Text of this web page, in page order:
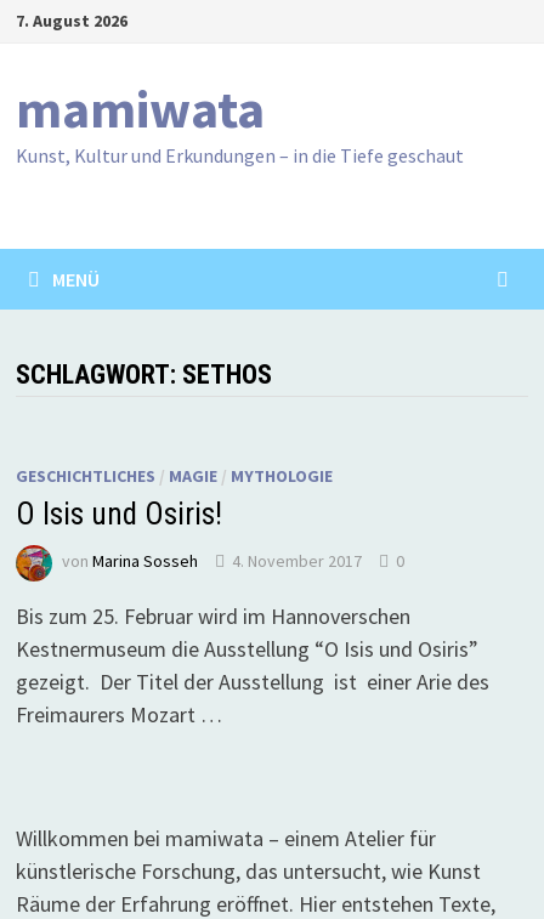
Zum7. August 2026
mamiwata
Kunst, Kultur und Erkundungen – in die Tiefe geschaut
MENÜ
SCHLAGWORT: SETHOS
GESCHICHTLICHES / MAGIE/ MYTHOLOGIE
O Isis und Osiris!
von Marina Sosseh 4. November 2017 0
Bis zum 25. Februar wird im Hannoverschen
Kestnermuseum die Ausstellung “O Isis und Osiris”
gezeigt. Der Titel der Ausstellung ist einer Arie des
Freimaurers Mozart …
Willkommen bei mamiwata – einem Atelier für
künstlerische Forschung, das untersucht, wie Kunst
Räume der Erfahrung eröffnet. Hier entstehen Texte,